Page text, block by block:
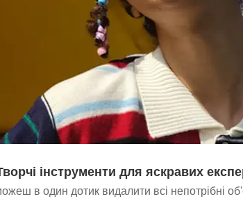
інструменти для яскравих
в один дотик видалити всі непотрібні